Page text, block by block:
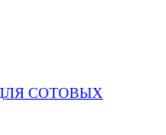
СОТОВЫХ